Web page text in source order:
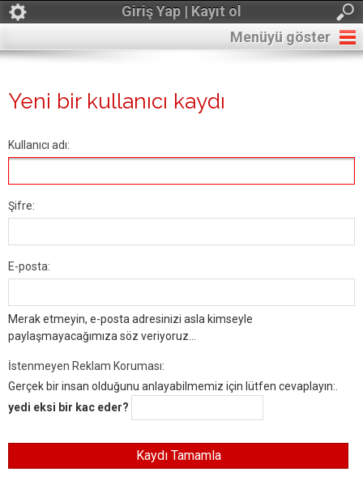
Giriş Yap | Kayıt ol
Menüyü göster
Yeni bir kullanıcı kaydı
Kullanıcı adı:
Şifre:
E-posta:
Merak etmeyin, e-posta adresinizi asla kimseyle
paylaşmayacağımıza söz veriyoruz...
İstenmeyen Reklam Koruması:
Gerçek bir insan olduğunu anlayabilmemiz için lütfen cevaplayın:.
yedi eksi bir kac eder?